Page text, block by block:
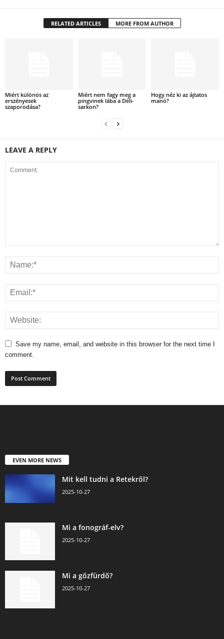
RELATED ARTICLES MORE FROM AUTHOR
Miért különös az
erszényesek
szaporodása?
Miért nem fagy meg a
pingvinek lába a Déli-
sarkon?
Hogy néz ki az ájtatos
manó?
LEAVE A REPLY
Save my name, email, and website in this browser for the next time I
comment.
EVEN MORE NEWS
Mit kell tudni a Retekről?
2025-10-27
Mi a fonográf-elv?
2025-10-27
Mi a gőzfürdő?
2025-10-27